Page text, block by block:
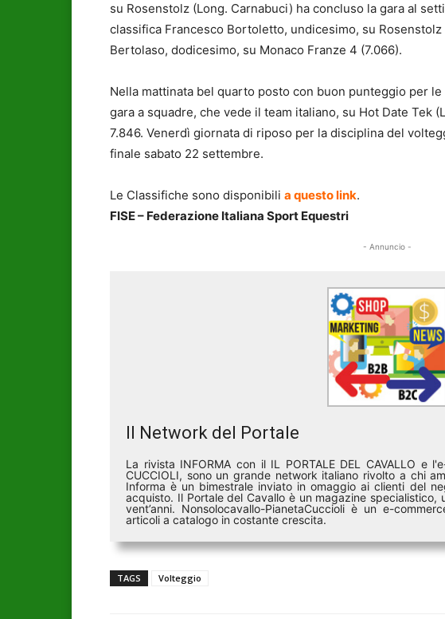
su Rosenstolz (Long. Carnabuci) ha concluso la gara al
classifica Francesco Bortoletto, undicesimo, su Rosenstolz
Bertolaso, dodicesimo, su Monaco Franze 4 (7.066).
Nella mattinata bel quarto posto con buon punteggio per
gara a squadre, che vede il team italiano, su Hot Date Tek
7.846. Venerdì giornata di riposo per la disciplina del
finale sabato 22 settembre.
Le Classifiche sono disponibili a questo link.
FISE – Federazione Italiana Sport Equestri
- Annuncio -
Il Network del Portale
La rivista INFORMA con il IL PORTALE DEL CAVALLO e
CUCCIOLI, sono un grande network italiano rivolto a chi
Informa è un bimestrale inviato in omaggio ai clienti del
acquisto. Il Portale del Cavallo è un magazine
vent’anni. Nonsolocavallo-PianetaCuccioli è un e-
articoli a catalogo in costante crescita.
TAGS Volteggio